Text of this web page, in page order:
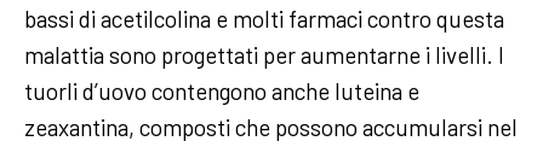
bassi di acetilcolina e molti farmaci contro questa
malattia sono progettati per aumentarne i livelli. I
tuorli d’uovo contengono anche luteina e
zeaxantina, composti che possono accumularsi nel